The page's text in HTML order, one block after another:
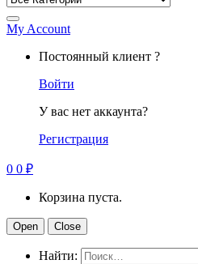
My Account
Постоянный клиент ?
Войти
У вас нет аккаунта?
Регистрация
0 0 ₽
Корзина пуста.
Open Close
Найти: